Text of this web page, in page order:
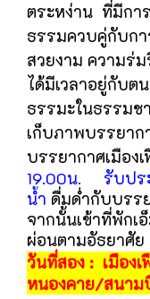
ตระหง่าน ที่มีกา
ธรรมควบคู่กับก
สวยงาม ความร่
ได้มีเวลาอยู่กับต
ธรรมะในธรรมช
เก็บภาพบรรยา
บรรยากาศเมืองเ
19.00น. รับประ
น้ำ ดื่มด่ำกับบรร
จากนั้นเข้าที่พักเ
ผ่อนตามอัธยาศัย
วันที่สอง : เมือง
หนองคาย/สนาม